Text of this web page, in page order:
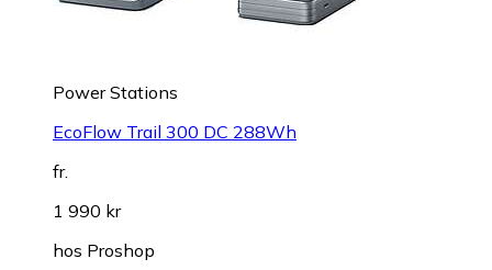
Power Stations
EcoFlow Trail 300 DC 288Wh
fr.
1 990 kr
hos Proshop